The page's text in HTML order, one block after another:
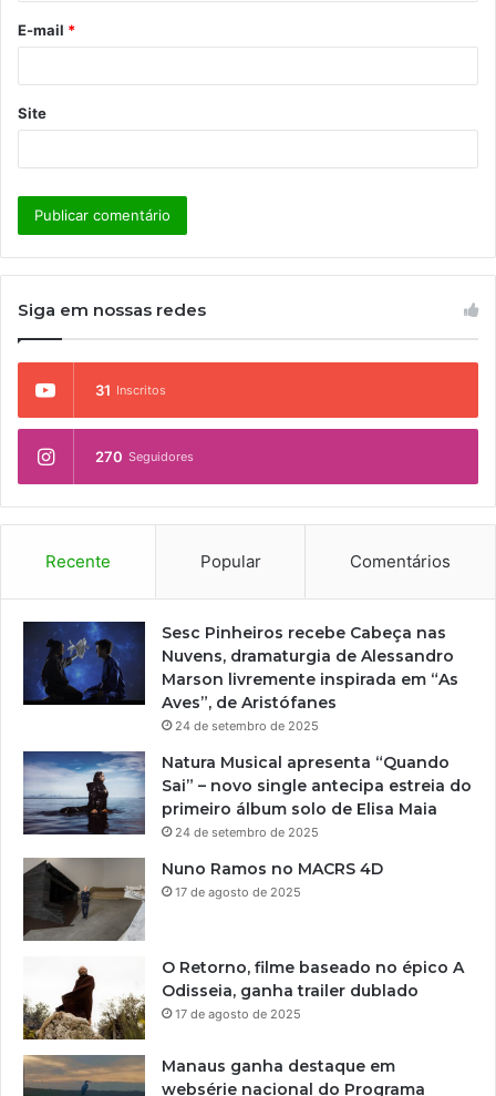
*
E-mail *
Site
Siga em nossas redes
31 Inscritos
270 Seguidores
Recente Popular Comentários
Sesc Pinheiros recebe Cabeça nas
Nuvens, dramaturgia de Alessandro
Marson livremente inspirada em “As
Aves”, de Aristófanes
24 de setembro de 2025
Natura Musical apresenta “Quando
Sai” – novo single antecipa estreia do
primeiro álbum solo de Elisa Maia
24 de setembro de 2025
Nuno Ramos no MACRS 4D
17 de agosto de 2025
O Retorno, filme baseado no épico A
Odisseia, ganha trailer dublado
17 de agosto de 2025
Manaus ganha destaque em
websérie nacional do Programa